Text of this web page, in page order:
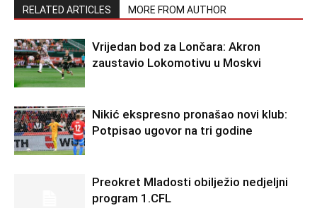
RELATED ARTICLES MORE FROM AUTHOR
Vrijedan bod za Lončara: Akron
zaustavio Lokomotivu u Moskvi
Nikić ekspresno pronašao novi klub:
Potpisao ugovor na tri godine
Preokret Mladosti obilježio nedjeljni
program 1.CFL